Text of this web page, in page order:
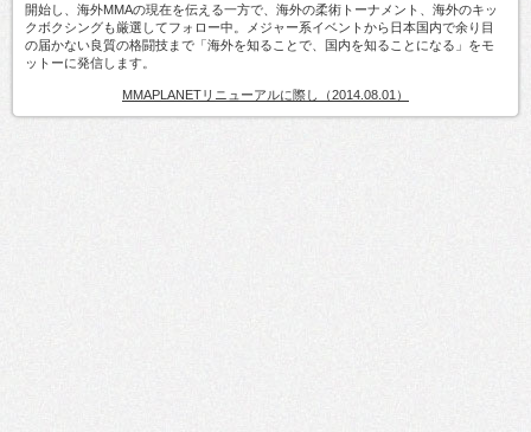
開始し、海外MMAの現在を伝える一方で、海外の柔術トーナメント、海外のキッ
クボクシングも厳選してフォロー中。メジャー系イベントから日本国内で余り目
の届かない良質の格闘技まで「海外を知ることで、国内を知ることになる」をモ
ットーに発信します。
MMAPLANETリニューアルに際し（2014.08.01）